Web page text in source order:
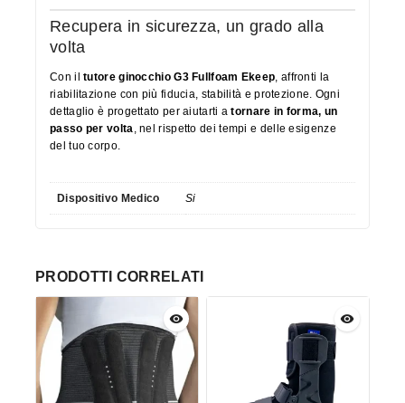
Recupera in sicurezza, un grado alla
volta
Con iltutore ginocchio G3 Fullfoam Ekeep , affronti la
riabilitazione con più fiducia, stabilità e protezione. Ogni
dettaglio è progettato per aiutarti atornare in forma, un
passo per volta , nel rispetto dei tempi e delle esigenze
del tuo corpo.
Dispositivo Medico Si
PRODOTTI CORRELATI